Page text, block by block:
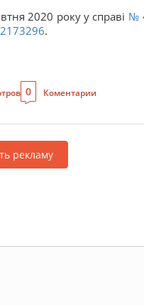
2020 року у справі №
.
0 Коментарии
рекламу